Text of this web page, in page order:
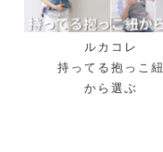
ルカコレ
持ってる抱っこ紐
から選ぶ